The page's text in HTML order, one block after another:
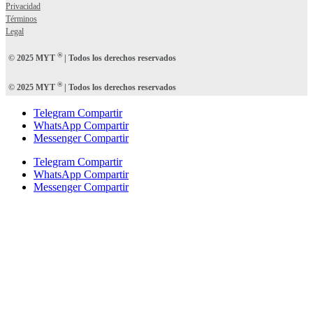
Privacidad
Términos
Legal
© 2025 MYT ®| Todos los derechos reservados
© 2025 MYT ®| Todos los derechos reservados
Telegram Compartir
WhatsApp Compartir
Messenger Compartir
Telegram Compartir
WhatsApp Compartir
Messenger Compartir